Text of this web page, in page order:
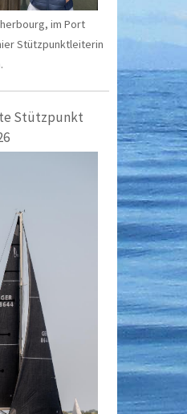
im Port
Stützpunktleiterin
Stützpunkt